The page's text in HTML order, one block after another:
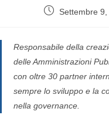
Settembre 9,
Responsabile della
delle Amministrazioni
con oltre 30 partner
sempre lo sviluppo e la
nella governance.